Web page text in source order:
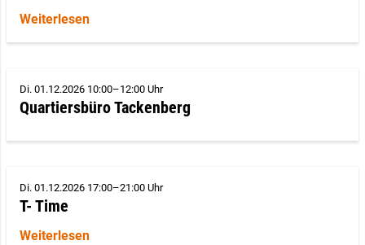
Weiterlesen
Di. 01.12.2026 10:00–12:00 Uhr
Quartiersbüro Tackenberg
Di. 01.12.2026 17:00–21:00 Uhr
T- Time
Weiterlesen